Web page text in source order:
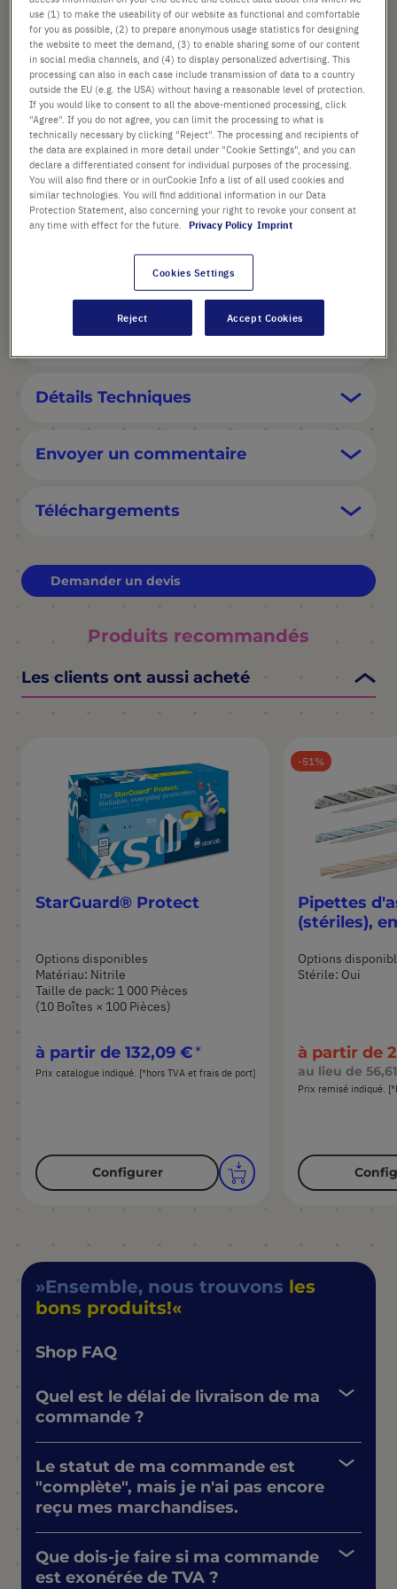
POINTS FORTS
Prix catalogue indiqué. [*hors TVA et frais de port]
Vérifier la disponibilité Hors frais de port
- +
Ajouter
au
panier
1 Pièce (1 Boîte × 1 Pièce)
Description du produit
Détails Techniques
Envoyer un commentaire
Téléchargements
Demander un devis
Produits recommandés
Les clients ont aussi acheté
StarGuard® Protect
Options disponibles
Matériau: Nitrile
Taille de pack: 1 000 Pièces
(10 Boîtes × 100 Pièces)
à partir de 132,09 €
Prix catalogue indiqué. [*hors TVA et frais de port]
Configurer
51
Pipettes
(stériles),
Options
Stérile: Oui
à partir de
au lieu de
Prix remisé indiqué.
Ensemble, nous trouvons les
bons produits!
Shop FAQ
Quel est le délai de livraison de ma
commande ?
Le statut de ma commande est
"complète", mais je n'ai pas encore
reçu mes marchandises.
Que dois-je faire si ma commande
est exonérée de TVA ?
use (1) to make the useability of our website as functional and comfortable
for you as possible, (2) to prepare anonymous usage statistics for designing
the website to meet the demand, (3) to enable sharing some of our content
in social media channels, and (4) to display personalized advertising. This
processing can also in each case include transmission of data to a country
outside the EU (e.g. the USA) without having a reasonable level of protection.
If you would like to consent to all the above-mentioned processing, click
"Agree". If you do not agree, you can limit the processing to what is
technically necessary by clicking "Reject". The processing and recipients of
the data are explained in more detail under "Cookie Settings", and you can
declare a differentiated consent for individual purposes of the processing.
You will also find there or in ourCookie Info a list of all used cookies and
similar technologies. You will find additional information in our Data
Protection Statement, also concerning your right to revoke your consent at
any time with effect for the future.
Privacy Policy Imprint
Cookies Settings
Reject Accept Cookies